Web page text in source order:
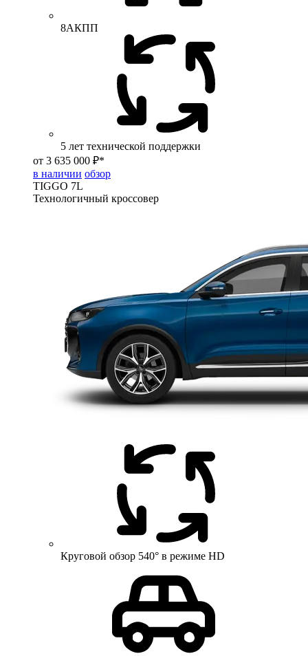
8АКПП
5 лет технической поддержки
от 3 635 000 ₽*
в наличии обзор
TIGGO 7L
Технологичный кроссовер
Круговой обзор 540° в режиме HD